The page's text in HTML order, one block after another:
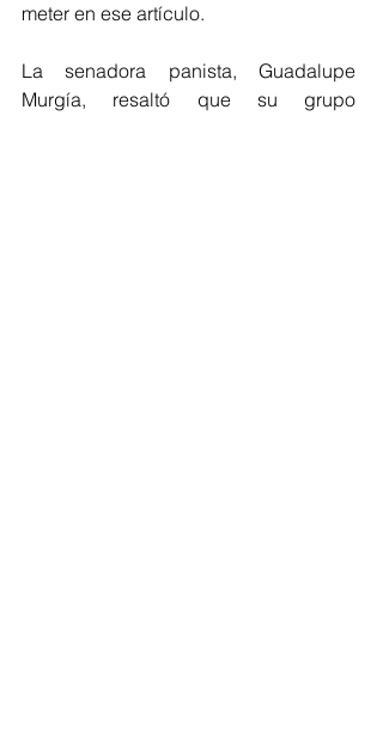
meter en ese artículo.
La senadora panista, Guadalupe
Murgía, resaltó que su grupo